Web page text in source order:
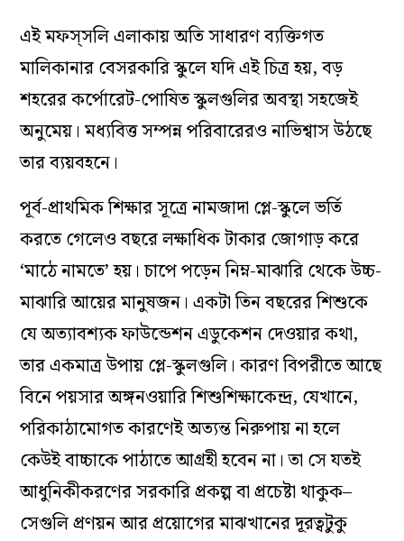
এই মফস্‌সলি এলাকায় অতি সাধারণ ব্যক্তিগত
মালিকানার বেসরকারি স্কুলে যদি এই চিত্র হয়, বড়
শহরের কর্পোরেট-পোষিত স্কুলগুলির অবস্থা সহজেই
অনুমেয়। মধ্যবিত্ত সম্পন্ন পরিবারেরও নাভিশ্বাস উঠছে
তার ব্যয়বহনে।
পূর্ব-প্রাথমিক শিক্ষার সূত্রে নামজাদা প্লে-স্কুলে ভর্তি
করতে গেলেও বছরে লক্ষাধিক টাকার জোগাড় করে
‘মাঠে নামতে’ হয়। চাপে পড়েন নিম্ন-মাঝারি থেকে উচ্চ-
মাঝারি আয়ের মানুষজন। একটা তিন বছরের শিশুকে
যে অত্যাবশ্যক ফাউন্ডেশন এডুকেশন দেওয়ার কথা,
তার একমাত্র উপায় প্লে-স্কুলগুলি। কারণ বিপরীতে আছে
বিনে পয়সার অঙ্গনওয়ারি শিশুশিক্ষাকেন্দ্র, যেখানে,
পরিকাঠামোগত কারণেই অত্যন্ত নিরুপায় না হলে
কেউই বাচ্চাকে পাঠাতে আগ্রহী হবেন না। তা সে যতই
আধুনিকীকরণের সরকারি প্রকল্প বা প্রচেষ্টা থাকুক–
সেগুলি প্রণয়ন আর প্রয়োগের মাঝখানের দূরত্বটুকু